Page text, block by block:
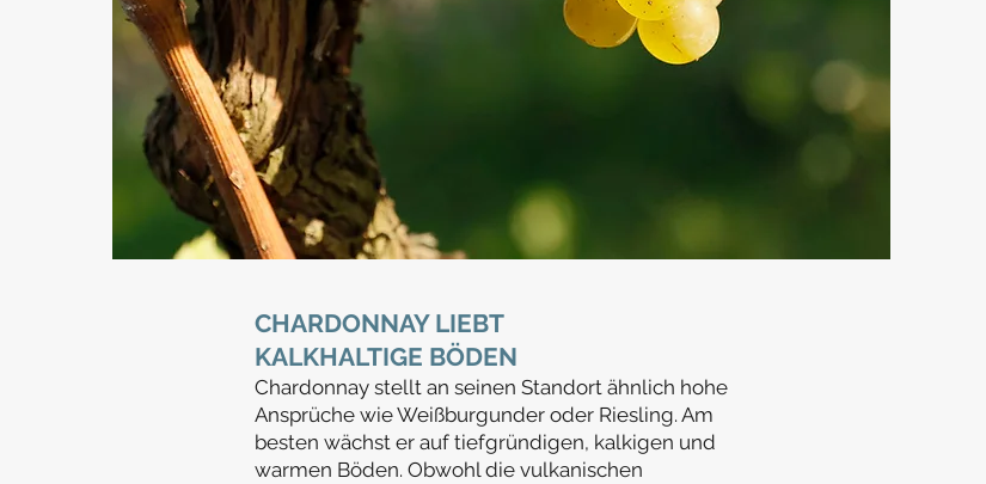
CHARDONNAY LIEBT
KALKHALTIGE BÖDEN
Chardonnay stellt an seinen Standort ähnlich hohe
Ansprüche wie Weißburgunder oder Riesling. Am
besten wächst er auf tiefgründigen, kalkigen und
warmen Böden. Obwohl die vulkanischen